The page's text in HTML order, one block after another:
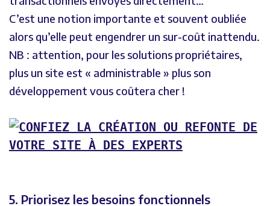
C’est une notion importante et souvent oubliée
alors qu’elle peut engendrer un sur-coût inattendu.
NB : attention, pour les solutions propriétaires,
plus un site est « administrable » plus son
développement vous coûtera cher !
5. Priorisez les besoins fonctionnels